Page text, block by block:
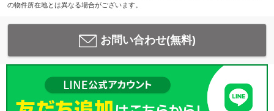
の物件所在地とは異なる場合がございます。
お問い合わせ(無料)